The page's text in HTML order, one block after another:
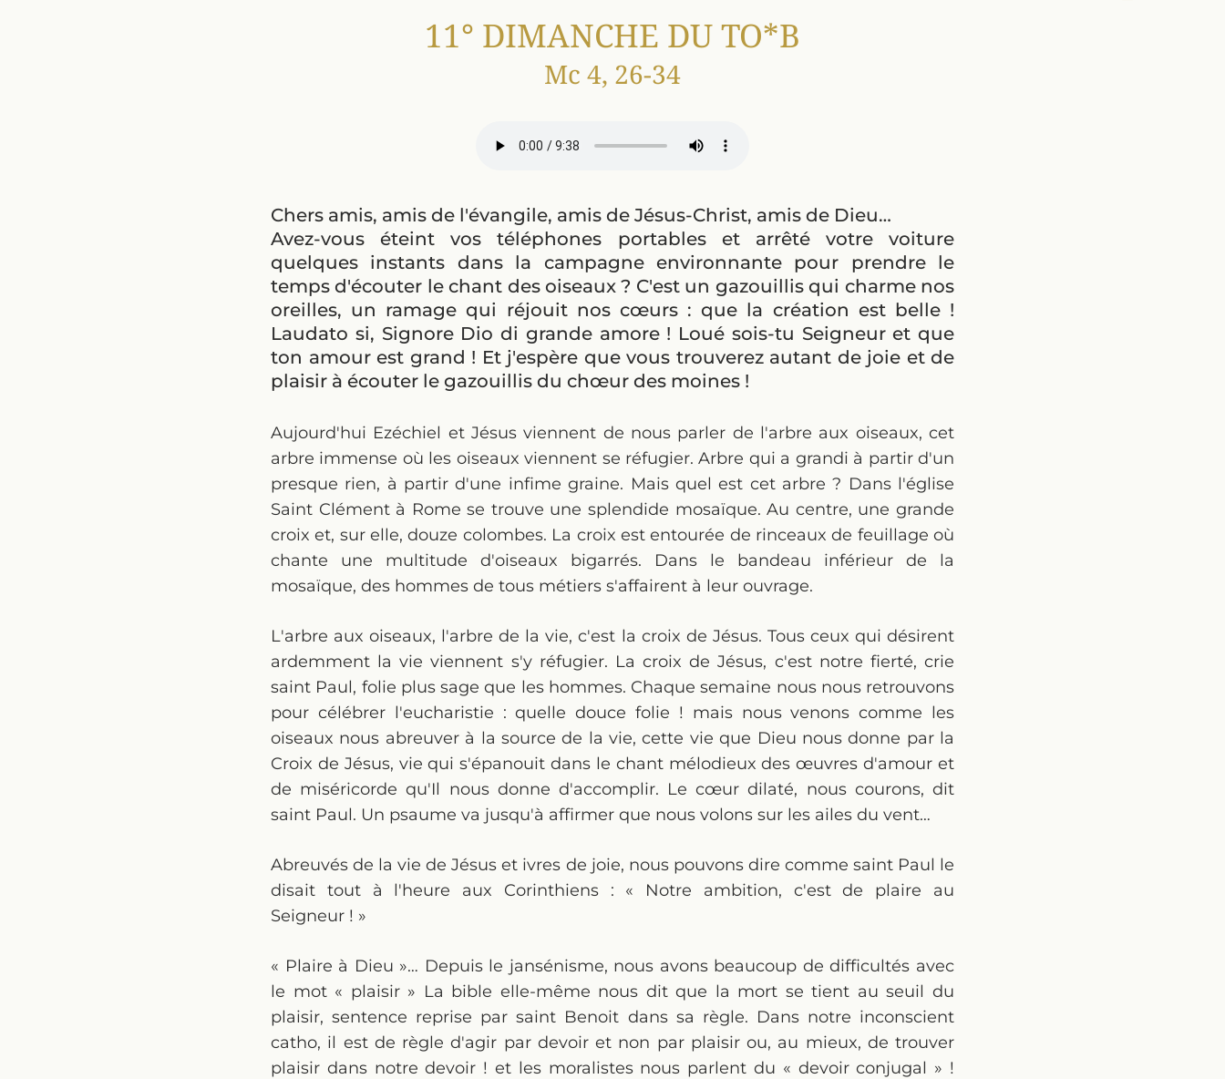
11° DIMANCHE DU TO*B
Mc 4, 26-34
Chers amis, amis de l'évangile, amis de Jésus-Christ, amis de Dieu…
Avez-vous éteint vos téléphones portables et arrêté votre voiture
quelques instants dans la campagne environnante pour prendre le
temps d'écouter le chant des oiseaux ? C'est un gazouillis qui charme nos
oreilles, un ramage qui réjouit nos cœurs : que la création est belle !
Laudato si, Signore Dio di grande amore ! Loué sois-tu Seigneur et que
ton amour est grand ! Et j'espère que vous trouverez autant de joie et de
plaisir à écouter le gazouillis du chœur des moines !
Aujourd'hui Ezéchiel et Jésus viennent de nous parler de l'arbre aux oiseaux, cet
arbre immense où les oiseaux viennent se réfugier. Arbre qui a grandi à partir d'un
presque rien, à partir d'une infime graine. Mais quel est cet arbre ? Dans l'église
Saint Clément à Rome se trouve une splendide mosaïque. Au centre, une grande
croix et, sur elle, douze colombes. La croix est entourée de rinceaux de feuillage où
chante une multitude d'oiseaux bigarrés. Dans le bandeau inférieur de la
mosaïque, des hommes de tous métiers s'affairent à leur ouvrage.
L'arbre aux oiseaux, l'arbre de la vie, c'est la croix de Jésus. Tous ceux qui désirent
ardemment la vie viennent s'y réfugier. La croix de Jésus, c'est notre fierté, crie
saint Paul, folie plus sage que les hommes. Chaque semaine nous nous retrouvons
pour célébrer l'eucharistie : quelle douce folie ! mais nous venons comme les
oiseaux nous abreuver à la source de la vie, cette vie que Dieu nous donne par la
Croix de Jésus, vie qui s'épanouit dans le chant mélodieux des œuvres d'amour et
de miséricorde qu'Il nous donne d'accomplir. Le cœur dilaté, nous courons, dit
saint Paul. Un psaume va jusqu'à affirmer que nous volons sur les ailes du vent…
Abreuvés de la vie de Jésus et ivres de joie, nous pouvons dire comme saint Paul le
disait tout à l'heure aux Corinthiens : « Notre ambition, c'est de plaire au
Seigneur ! »
« Plaire à Dieu »… Depuis le jansénisme, nous avons beaucoup de difficultés avec
le mot « plaisir » La bible elle-même nous dit que la mort se tient au seuil du
plaisir, sentence reprise par saint Benoit dans sa règle. Dans notre inconscient
catho, il est de règle d'agir par devoir et non par plaisir ou, au mieux, de trouver
plaisir dans notre devoir ! et les moralistes nous parlent du « devoir conjugal » !